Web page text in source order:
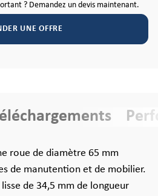
? Demandez un devis maintenant.
UNE OFFRE
roue de diamètre 65 mm
de manutention et de mobilier.
de 34,5 mm de longueur